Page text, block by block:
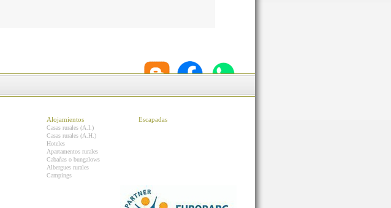
Alojamientos
Casas rurales (A.I.)
Casas rurales (A.H.)
Hoteles
Apartamentos rurales
Cabañas o bungalows
Albergues rurales
Campings
Escapadas